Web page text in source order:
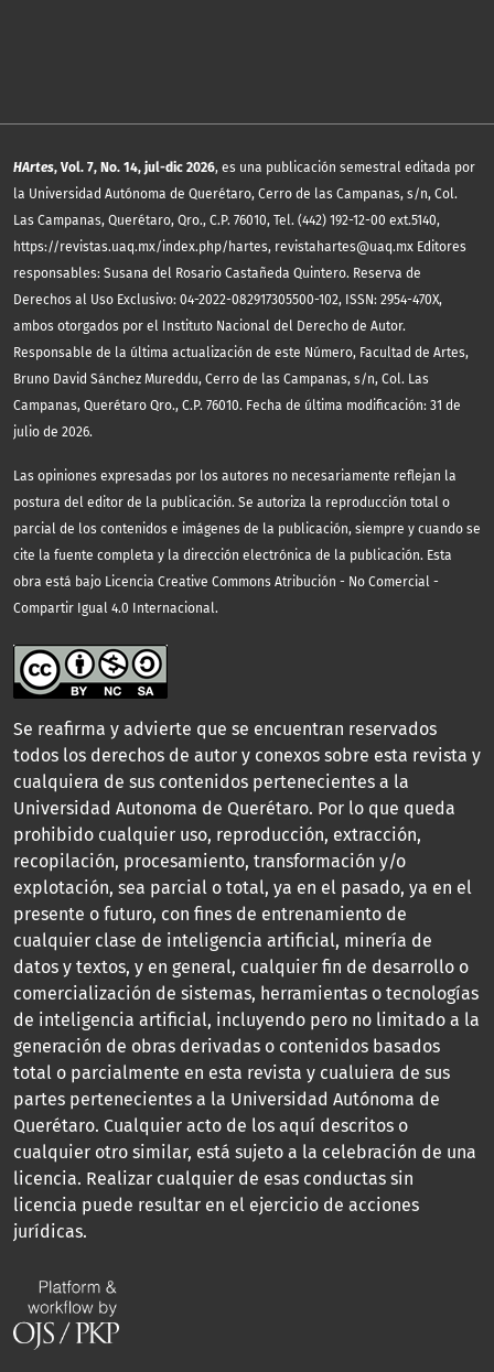
HArtes, Vol. 7, No. 14, jul-dic 2026, es una publicación semestral editada por
la Universidad Autónoma de Querétaro, Cerro de las Campanas, s/n, Col.
Las Campanas, Querétaro, Qro., C.P. 76010, Tel. (442) 192-12-00 ext.5140,
https://revistas.uaq.mx/index.php/hartes, revistahartes@uaq.mx Editores
responsables: Susana del Rosario Castañeda Quintero. Reserva de
Derechos al Uso Exclusivo: 04-2022-082917305500-102, ISSN: 2954-470X,
ambos otorgados por el Instituto Nacional del Derecho de Autor.
Responsable de la última actualización de este Número, Facultad de Artes,
Bruno David Sánchez Mureddu, Cerro de las Campanas, s/n, Col. Las
Campanas, Querétaro Qro., C.P. 76010. Fecha de última modificación: 31 de
julio de 2026.
Las opiniones expresadas por los autores no necesariamente reflejan la
postura del editor de la publicación. Se autoriza la reproducción total o
parcial de los contenidos e imágenes de la publicación, siempre y cuando se
cite la fuente completa y la dirección electrónica de la publicación. Esta
obra está bajo Licencia Creative Commons Atribución - No Comercial -
Compartir Igual 4.0 Internacional.
Se reafirma y advierte que se encuentran reservados
todos los derechos de autor y conexos sobre esta revista y
cualquiera de sus contenidos pertenecientes a la
Universidad Autonoma de Querétaro. Por lo que queda
prohibido cualquier uso, reproducción, extracción,
recopilación, procesamiento, transformación y/o
explotación, sea parcial o total, ya en el pasado, ya en el
presente o futuro, con fines de entrenamiento de
cualquier clase de inteligencia artificial, minería de
datos y textos, y en general, cualquier fin de desarrollo o
comercialización de sistemas, herramientas o tecnologías
de inteligencia artificial, incluyendo pero no limitado a la
generación de obras derivadas o contenidos basados
total o parcialmente en esta revista y cualuiera de sus
partes pertenecientes a la Universidad Autónoma de
Querétaro. Cualquier acto de los aquí descritos o
cualquier otro similar, está sujeto a la celebración de una
licencia. Realizar cualquier de esas conductas sin
licencia puede resultar en el ejercicio de acciones
jurídicas.